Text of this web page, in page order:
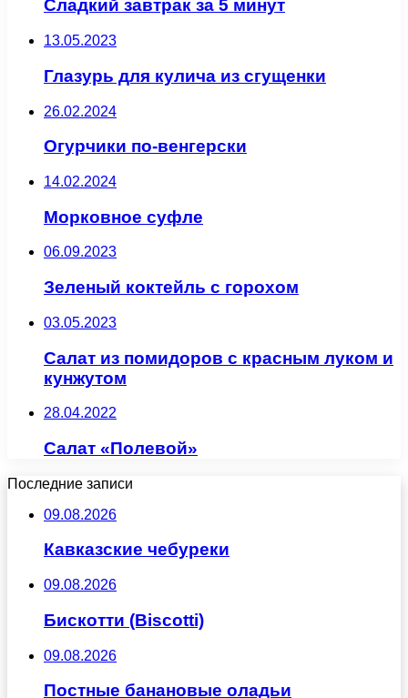
Сладкий завтрак за 5 минут
13.05.2023
Глазурь для кулича из сгущенки
26.02.2024
Огурчики по-венгерски
14.02.2024
Морковное суфле
06.09.2023
Зеленый коктейль с горохом
03.05.2023
Салат из помидоров с красным луком и
кунжутом
28.04.2022
Салат «Полевой»
Последние записи
09.08.2026
Кавказские чебуреки
09.08.2026
Бискотти (Biscotti)
09.08.2026
Постные банановые оладьи